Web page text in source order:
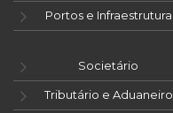
Portos e Infraestrutura
Societário
Tributário e Aduaneiro